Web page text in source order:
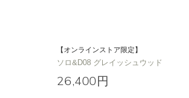
【オンラインストア限定】
ソロ&D08 グレイッシュウッド
26,400円